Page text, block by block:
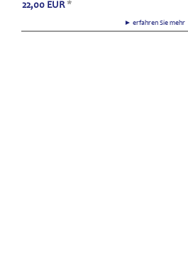
► erfahren Sie
22,00 EUR *